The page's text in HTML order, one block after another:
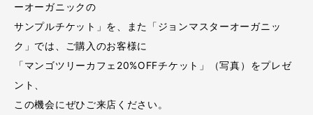
ーオーガニックの
サンプルチケット」を、また「ジョンマスターオーガニッ
ク」では、ご購入のお客様に
「マンゴツリーカフェ20%OFFチケット」（写真）をプレゼ
ント、
この機会にぜひご来店ください。